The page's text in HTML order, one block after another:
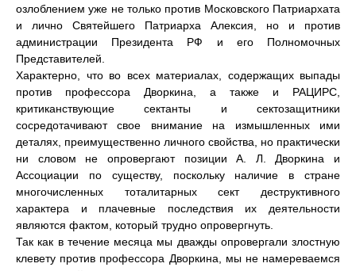
озлоблением уже не только против Московского Патриархата
и лично Святейшего Патриарха Алексия, но и против
администрации Президента РФ и его Полномочных
Представителей.
Характерно, что во всех материалах, содержащих выпады
против профессора Дворкина, а также и РАЦИРС,
критиканствующие сектанты и сектозащитники
сосредотачивают свое внимание на измышленных ими
деталях, преимущественно личного свойства, но практически
ни словом не опровергают позиции А. Л. Дворкина и
Ассоциации по существу, поскольку наличие в стране
многочисленных тоталитарных сект деструктивного
характера и плачевные последствия их деятельности
являются фактом, который трудно опровергнуть.
Так как в течение месяца мы дважды опровергали злостную
клевету против профессора Дворкина, мы не намереваемся